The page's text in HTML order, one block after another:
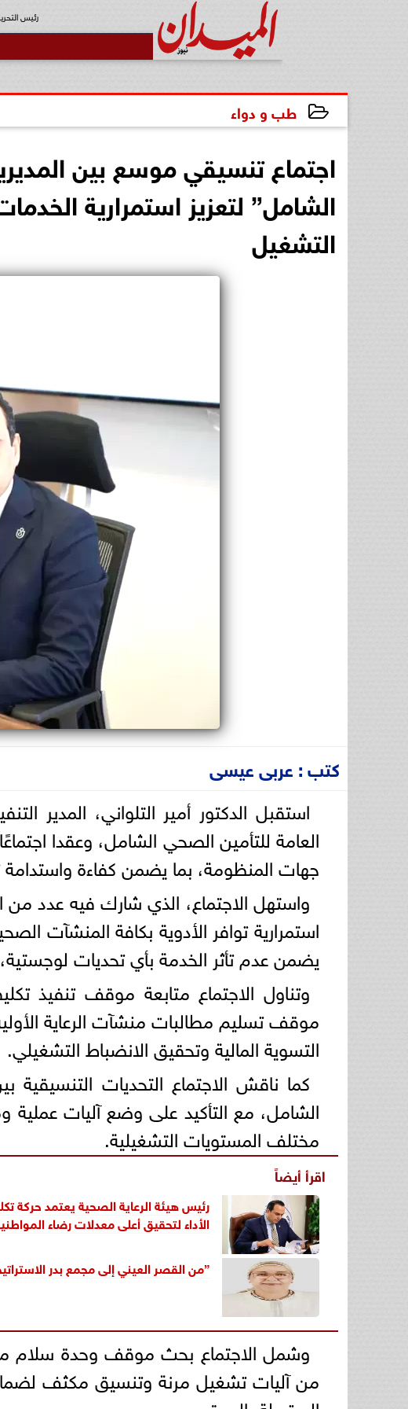
رئيس
طب و دواء
اجتماع تنسيقي موسع بين
الشامل” لتعزيز استمرارية
التشغيل
كتب : عربى عيسى
استقبل الدكتور أمير التلواني، المدير
العامة للتأمين الصحي الشامل، وعقدا
جهات المنظومة، بما يضمن كفاءة
واستهل الاجتماع، الذي شارك فيه عدد من
استمرارية توافر الأدوية بكافة المنشآت
يضمن عدم تأثر الخدمة بأي تحديات
موقف تسليم مطالبات منشآت الرعاية
التسوية المالية وتحقيق الانضباط التشغيلي.
كما ناقش الاجتماع التحديات
الشامل، مع التأكيد على وضع آليات عملية
مختلف المستويات التشغيلية.
اقرأ أيضاً
رئيس هيئة الرعاية الصحية يعتمد حركة
الأداء لتحقيق أعلى معدلات رضاء
”من القصر العيني إلى مجمع بدر
وشمل الاجتماع بحث موقف وحدة سلام
من آليات تشغيل مرنة وتنسيق مكثف لضمان